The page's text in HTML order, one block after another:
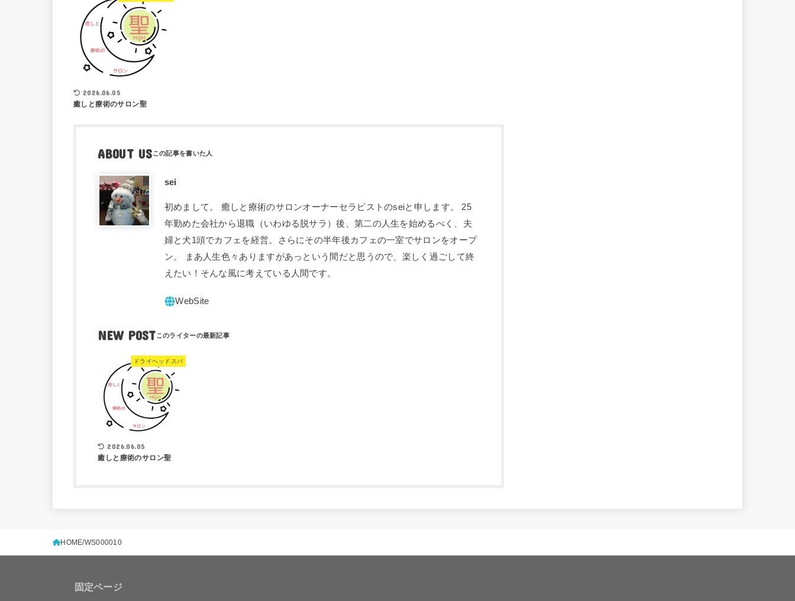
2026.06.05
癒しと療術のサロン聖
ABOUT US
sei
初めまして。 癒しと療術のサロンオーナーセラピストのseiと申します。 25
年勤めた会社から退職（いわゆる脱サラ）後、第二の人生を始めるべく、夫
婦と犬1頭でカフェを経営。さらにその半年後カフェの一室でサロンをオープ
ン。 まあ人生色々ありますがあっという間だと思うので、楽しく過ごして終
えたい！そんな風に考えている人間です。
NEW POST
ドライヘッドスパ
2026.06.05
癒しと療術のサロン聖
HOME WS000010
固定ページ